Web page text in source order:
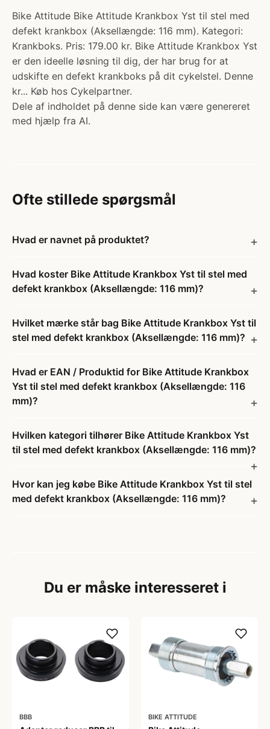
Bike Attitude Bike Attitude Krankbox Yst til stel med
defekt krankbox (Aksellængde: 116 mm). Kategori:
Krankboks. Pris: 179.00 kr. Bike Attitude Krankbox Yst
er den ideelle løsning til dig, der har brug for at
udskifte en defekt krankboks på dit cykelstel. Denne
kr... Køb hos Cykelpartner.
Dele af indholdet på denne side kan være genereret
med hjælp fra AI.
Ofte stillede spørgsmål
Hvad er navnet på produktet?
Hvad koster Bike Attitude Krankbox Yst til stel med
defekt krankbox (Aksellængde: 116 mm)?
Hvilket mærke står bag Bike Attitude Krankbox Yst til
stel med defekt krankbox (Aksellængde: 116 mm)?
Hvad er EAN / Produktid for Bike Attitude Krankbox
Yst til stel med defekt krankbox (Aksellængde: 116
mm)?
Hvilken kategori tilhører Bike Attitude Krankbox Yst
til stel med defekt krankbox (Aksellængde: 116 mm)?
Hvor kan jeg købe Bike Attitude Krankbox Yst til stel
med defekt krankbox (Aksellængde: 116 mm)?
Du er måske interesseret i
BBB BIKE ATTITUDE